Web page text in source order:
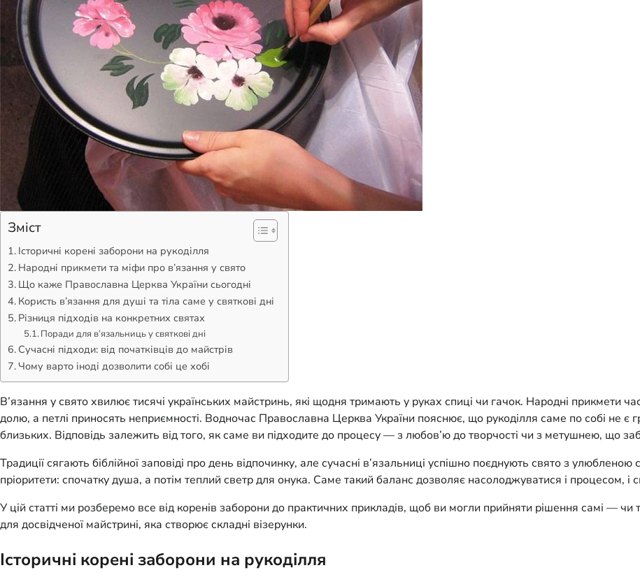
Зміст
Історичні корені заборони на рукоділля
Народні прикмети та міфи про в’язання у свято
Що каже Православна Церква України сьогодні
Користь в’язання для душі та тіла саме у святкові дні
Різниця підходів на конкретних святах
Поради для в’язальниць у святкові дні
Сучасні підходи: від початківців до майстрів
Чому варто іноді дозволити собі це хобі
В’язання у свято хвилює тисячі українських майстринь, які щодня тримають у руках спиці чи гачок. Народні прикмети
долю, а петлі приносять неприємності. Водночас Православна Церква України пояснює, що рукоділля саме по собі не є
близьких. Відповідь залежить від того, як саме ви підходите до процесу — з любов’ю до творчості чи з метушнею, що
Традиції сягають біблійної заповіді про день відпочинку, але сучасні в’язальниці успішно поєднують свято з
пріоритети: спочатку душа, а потім теплий светр для онука. Саме такий баланс дозволяє насолоджуватися і процесом, і
У цій статті ми розберемо все від коренів заборони до практичних прикладів, щоб ви могли прийняти рішення самі — чи
для досвідченої майстрині, яка створює складні візерунки.
Історичні корені заборони на рукоділля